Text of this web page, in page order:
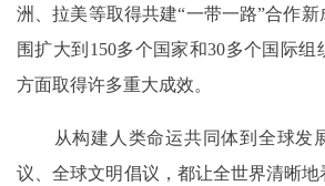
洲、拉美等取得共建“一带一路”合作
围扩大到150多个国家和30多个国际
方面取得许多重大成效。
从构建人类命运共同体到全球发
议、全球文明倡议，都让全世界清晰